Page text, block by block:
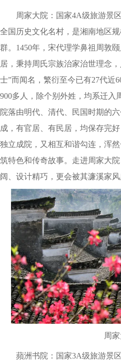
周家大院：国家4A级旅游景
全国历史文化名村，是湘南地区
群。1450年，宋代理学鼻祖周敦
居，秉持周氏宗族治家治世理念
士”而闻名，繁衍至今已有27代近
900多人，除个别外姓，均系迁入
院落由明代、清代、民国时期的
成，有官居、有民居，均保存完
独立成院，又相互和谐勾连，浑
筑特色和传奇故事。走进周家大
阔、设计精巧，更会被其濂溪家风
周
蘋洲书院：国家3A级旅游景